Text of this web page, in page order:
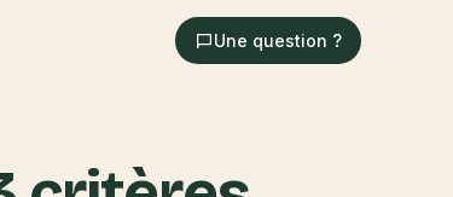
Une question ?